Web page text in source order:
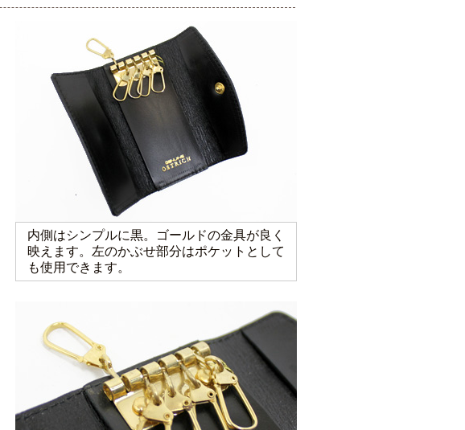
内側はシンプルに黒。ゴールドの金具が良く
映えます。左のかぶせ部分はポケットとして
も使用できます。